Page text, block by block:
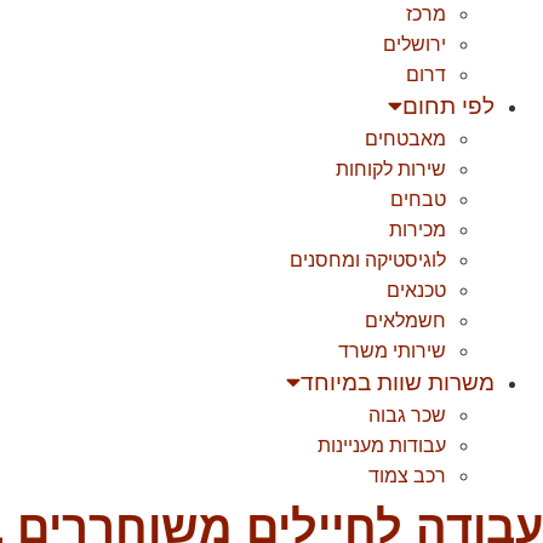
מרכז
ירושלים
דרום
לפי תחום
מאבטחים
שירות לקוחות
טבחים
מכירות
לוגיסטיקה ומחסנים
טכנאים
חשמלאים
שירותי משרד
משרות שוות במיוחד
שכר גבוה
עבודות מעניינות
רכב צמוד
עבודה לחיילים